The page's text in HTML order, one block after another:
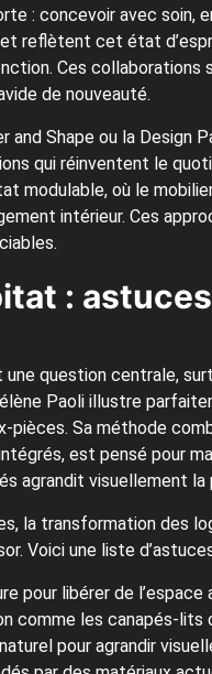
: concevoir avec soin,
reflètent cet état
Ces collaborations
de nouveauté.
and Shape ou la
qui réinventent le
modulable, où le
intérieur. Ces
:
question centrale,
Paoli illustre
pièces. Sa méthode
est pensé pour
agrandit visuellement la
la transformation des
Voici une liste
pour libérer de l’espace
comme les canapés-lits
pour agrandir